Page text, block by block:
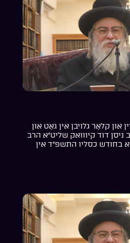
און קלאָר גלויבן אין גאָט און
ניסן דוד קיווואק שליט”א הרב
בחודש כסליו התשפ”ד אין